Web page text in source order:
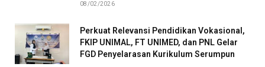
08/02/2026
Perkuat Relevansi Pendidikan Vokasional,
FKIP UNIMAL, FT UNIMED, dan PNL Gelar
FGD Penyelarasan Kurikulum Serumpun